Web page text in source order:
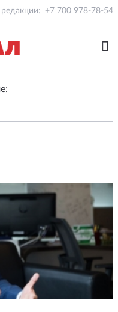
редакции: +7 700 978-78-54